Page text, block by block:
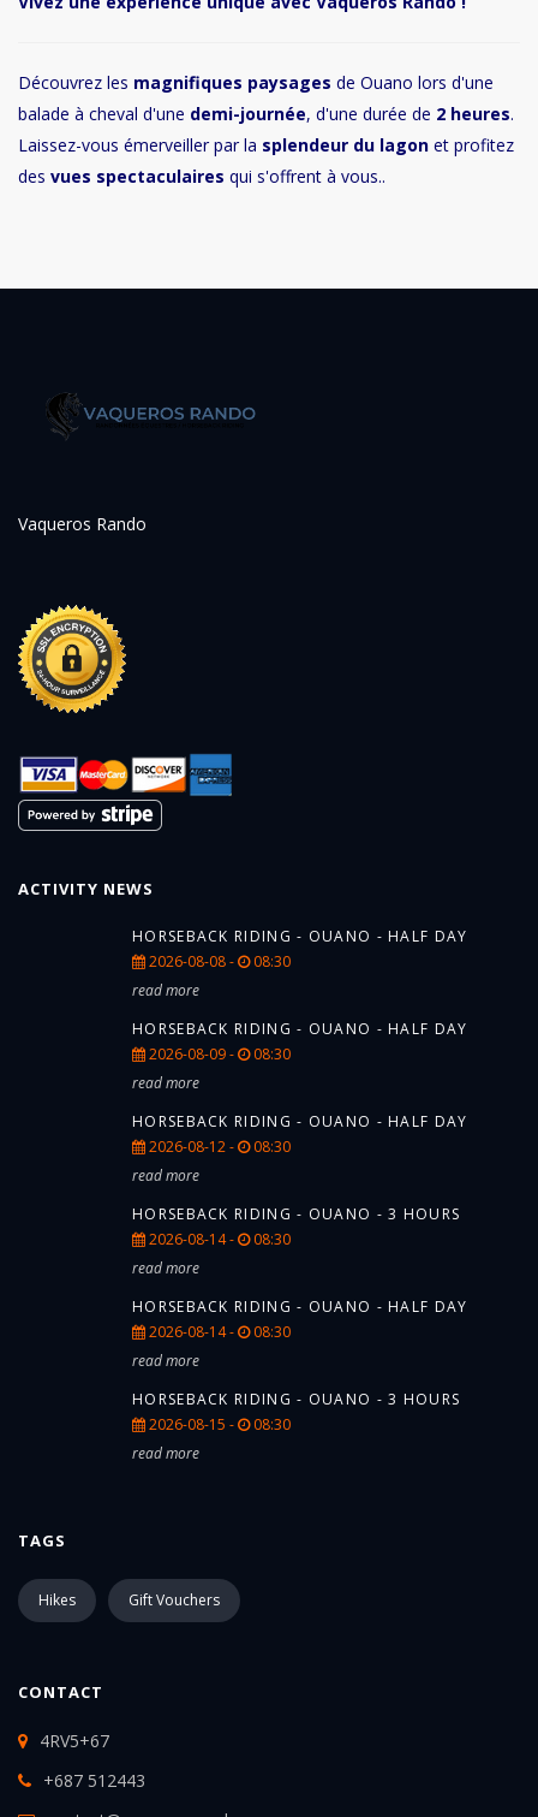
Découvrez les magnifiques paysages de Ouano lors d'une
balade à cheval d'une demi-journée, d'une durée de 2 heures.
Laissez-vous émerveiller par la splendeur du lagon et profitez
des vues spectaculaires qui s'offrent à vous..
Vaqueros Rando
ACTIVITY NEWS
HORSEBACK RIDING - OUANO - HALF DAY
2026-08-08 -
08:30
read more
HORSEBACK RIDING - OUANO - HALF DAY
2026-08-09 -
08:30
read more
HORSEBACK RIDING - OUANO - HALF DAY
2026-08-12 -
08:30
read more
HORSEBACK RIDING - OUANO - 3 HOURS
2026-08-14 -
08:30
read more
HORSEBACK RIDING - OUANO - HALF DAY
2026-08-14 -
08:30
read more
HORSEBACK RIDING - OUANO - 3 HOURS
2026-08-15 -
08:30
read more
TAGS
Hikes Gift Vouchers
CONTACT
4RV5+67
+687 512443